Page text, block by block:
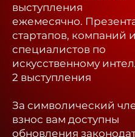
выступления
ежемесячно.
стартапов, компаний и
специалистов по
искусственному
2 выступления
За символический
взнос вам доступны
обновления